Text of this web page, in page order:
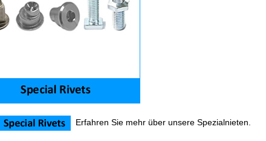
Erfahren Sie mehr über unsere Spezialnieten.